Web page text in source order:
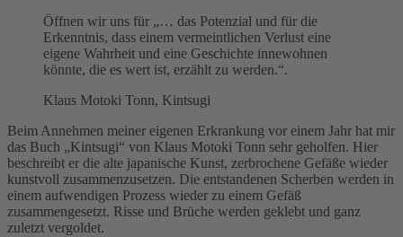
Öffnen wir uns für „… das Potenzial und für die
Erkenntnis, dass einem vermeintlichen Verlust eine
eigene Wahrheit und eine Geschichte innewohnen
könnte, die es wert ist, erzählt zu werden.“.
Klaus Motoki Tonn, Kintsugi
Beim Annehmen meiner eigenen Erkrankung vor einem Jahr hat mir
das Buch „Kintsugi“ von Klaus Motoki Tonn sehr geholfen. Hier
beschreibt er die alte japanische Kunst, zerbrochene Gefäße wieder
kunstvoll zusammenzusetzen. Die entstandenen Scherben werden in
einem aufwendigen Prozess wieder zu einem Gefäß
zusammengesetzt. Risse und Brüche werden geklebt und ganz
zuletzt vergoldet.